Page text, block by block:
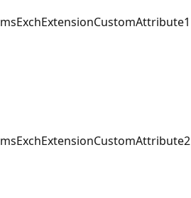
msExchExtensionCustomAttribute1
msExchExtensionCustomAttribute2